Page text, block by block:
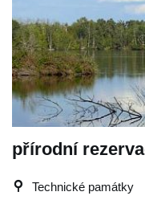
přírodní
Technické památky